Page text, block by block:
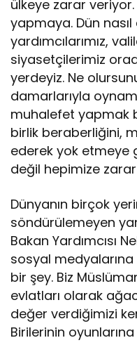
ülkeye zarar
yapmaya. Dün
yardımcılarımız,
siyasetçilerimiz
yerdeyiz. Ne
damarlarıyla
muhalefet yapmak
birlik beraberliğini,
ederek yok etmeye
değil hepimize zarar
Dünyanın birçok
söndürülemeyen
Bakan Yardımcısı
sosyal medyalarına
bir şey. Biz
evlatları olarak
değer verdiğimizi
Birilerinin